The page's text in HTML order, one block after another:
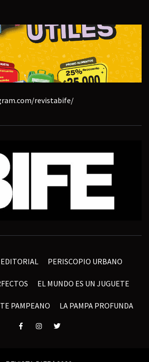
revistabife/
EDITORIAL PERISCOPIO URBANO
EL MUNDO ES UN JUGUETE
PAMPEANO LA PAMPA PROFUNDA
ElementoElementoElemento